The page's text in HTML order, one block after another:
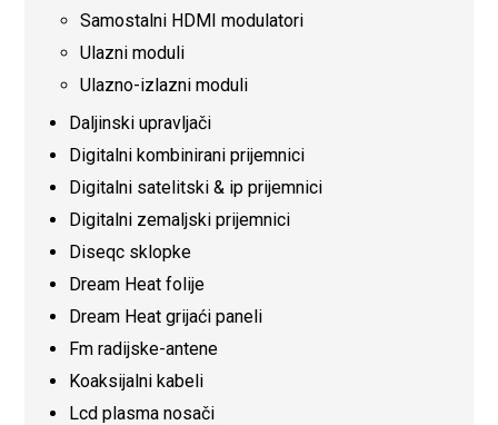
Samostalni HDMI modulatori
Ulazni moduli
Ulazno-izlazni moduli
Daljinski upravljači
Digitalni kombinirani prijemnici
Digitalni satelitski & ip prijemnici
Digitalni zemaljski prijemnici
Diseqc sklopke
Dream Heat folije
Dream Heat grijaći paneli
Fm radijske-antene
Koaksijalni kabeli
Lcd plasma nosači